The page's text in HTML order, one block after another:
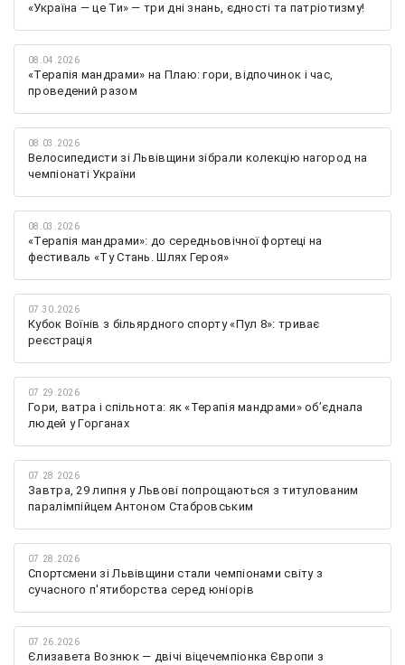
«Україна — це Ти» — три дні знань, єдності та патріотизму!
08.04.2026
«Терапія мандрами» на Плаю: гори, відпочинок і час,
проведений разом
08.03.2026
Велосипедисти зі Львівщини зібрали колекцію нагород на
чемпіонаті України
08.03.2026
«Терапія мандрами»: до середньовічної фортеці на
фестиваль «Ту Стань. Шлях Героя»
07.30.2026
Кубок Воїнів з більярдного спорту «Пул 8»: триває
реєстрація
07.29.2026
Гори, ватра і спільнота: як «Терапія мандрами» об’єднала
людей у Горганах
07.28.2026
Завтра, 29 липня у Львові попрощаються з титулованим
паралімпійцем Антоном Стабровським
07.28.2026
Спортсмени зі Львівщини стали чемпіонами світу з
сучасного п'ятиборства серед юніорів
07.26.2026
Єлизавета Вознюк — двічі віцечемпіонка Європи з